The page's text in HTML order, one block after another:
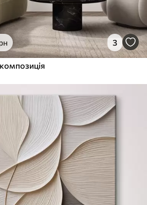
кольори
полотна
3